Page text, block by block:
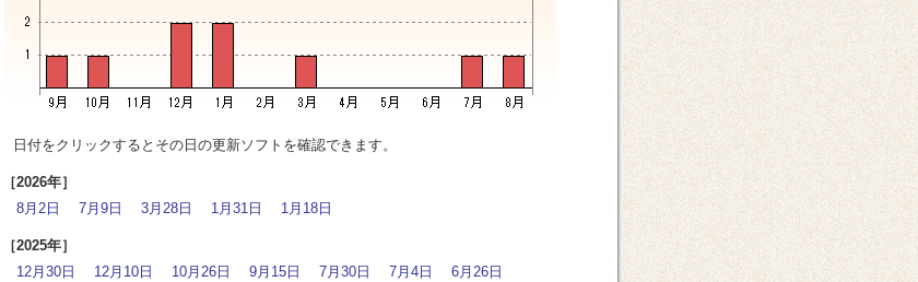
日付をクリックするとその日の更新ソフトを確認できます。
［2026年］
8月2日
7月9日 3月28日 1月31日 1月18日
［2025年］
12月30日
12月10日 10月26日 9月15日 7月30日 7月4日
6月26日